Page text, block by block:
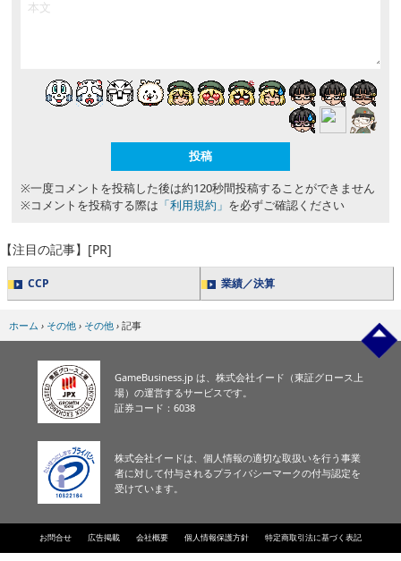
※一度コメントを投稿した後は約120秒間投稿することができません
※コメントを投稿する際は 「利用規約」 を必ずご確認ください
【注目の記事】[PR]
CCP 業績／決算
ホーム › その他 › その他 › 記事
GameBusiness.jp は、株式会社イード（東証グロース上
場）の運営するサービスです。
証券コード：6038
株式会社イードは、個人情報の適切な取扱いを行う事業
者に対して付与されるプライバシーマークの付与認定を
受けています。
お問合せ 広告掲載 会社概要 個人情報保護方針 特定商取引法に基づく表記